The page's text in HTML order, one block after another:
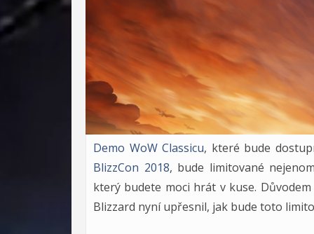
Demo WoW Classicu, které bude
BlizzCon 2018, bude limitované
který budete moci hrát v kuse.
Blizzard nyní upřesnil, jak bude toto